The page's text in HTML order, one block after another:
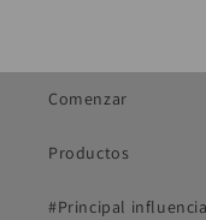
Comenzar
Productos
#Principal